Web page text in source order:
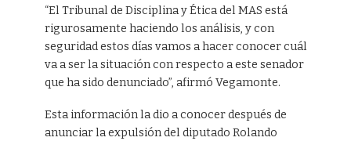
“El Tribunal de Disciplina y Ética del MAS está
rigurosamente haciendo los análisis, y con
seguridad estos días vamos a hacer conocer cuál
va a ser la situación con respecto a este senador
que ha sido denunciado”, afirmó Vegamonte.
Esta información la dio a conocer después de
anunciar la expulsión del diputado Rolando